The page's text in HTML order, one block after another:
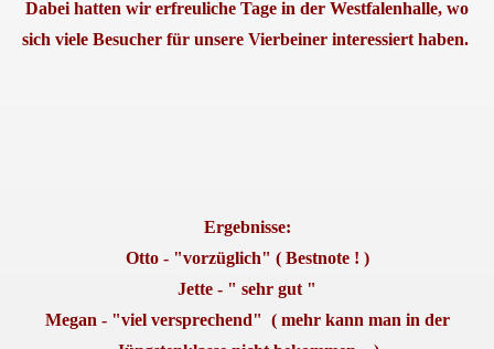
Dabei hatten wir erfreuliche Tage in der Westfalenhalle, wo
sich viele Besucher für unsere Vierbeiner interessiert haben.
Ergebnisse:
Otto - "vorzüglich" ( Bestnote ! )
Jette - " sehr gut "
Megan - "viel versprechend" ( mehr kann man in der